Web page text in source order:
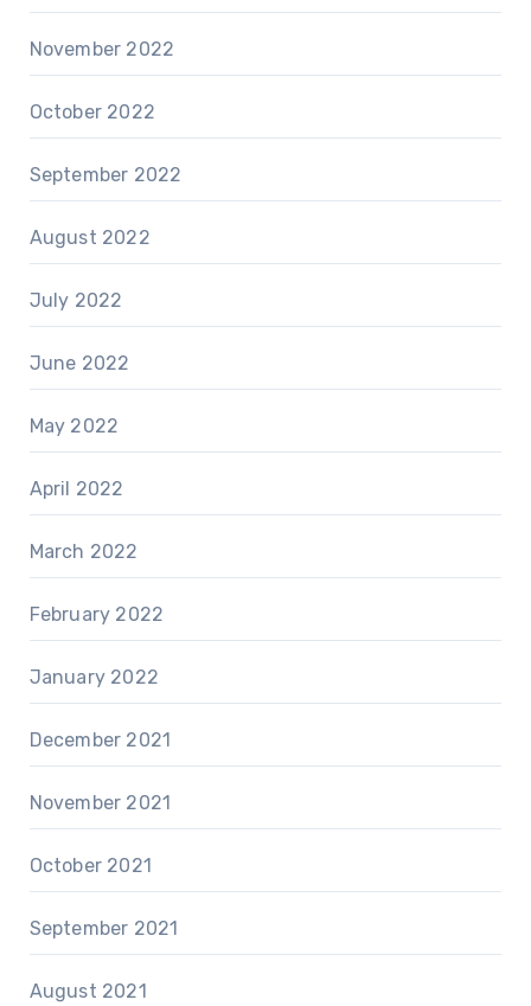
November 2022
October 2022
September 2022
August 2022
July 2022
June 2022
May 2022
April 2022
March 2022
February 2022
January 2022
December 2021
November 2021
October 2021
September 2021
August 2021